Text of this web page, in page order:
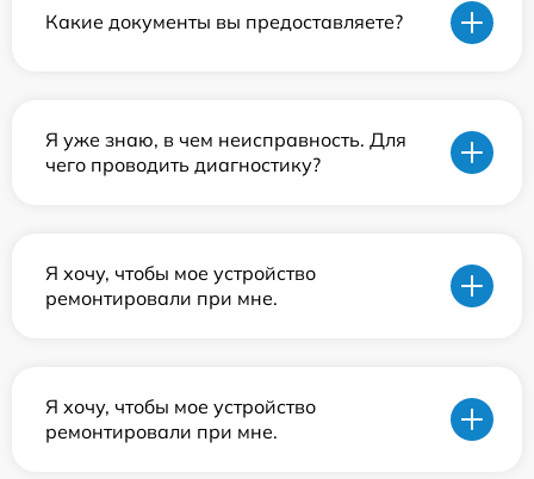
Какие документы вы предоставляете?
Я уже знаю, в чем неисправность. Для
чего проводить диагностику?
Я хочу, чтобы мое устройство
ремонтировали при мне.
Я хочу, чтобы мое устройство
ремонтировали при мне.